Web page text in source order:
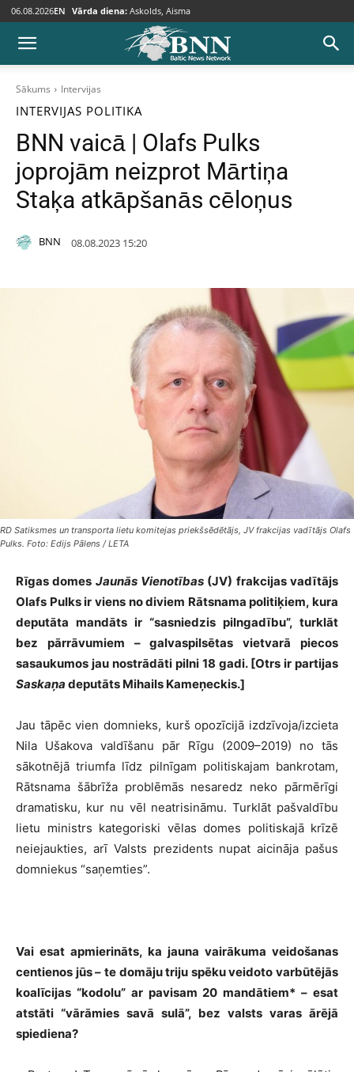
06.08.2026EN Vārda diena: Askolds, Aisma
Sākums Intervijas
INTERVIJAS POLITIKA
BNN vaicā | Olafs Pulks
joprojām neizprot Mārtiņa
Staķa atkāpšanās cēloņus
BNN 08.08.2023 15:20
RD Satiksmes un transporta lietu komitejas priekšsēdētājs, JV frakcijas vadītājs Olafs
Pulks. Foto: Edijs Pālens / LETA
Rīgas domes Jaunās Vienotības (JV) frakcijas vadītājs
Olafs Pulks ir viens no diviem Rātsnama politiķiem, kura
deputāta mandāts ir “sasniedzis pilngadību”, turklāt
bez pārrāvumiem – galvaspilsētas vietvarā piecos
sasaukumos jau nostrādāti pilni 18 gadi. [Otrs ir partijas
Saskaņa deputāts Mihails Kameņeckis.]
Jau tāpēc vien domnieks, kurš opozīcijā izdzīvoja/izcieta
Nila Ušakova valdīšanu pār Rīgu (2009–2019) no tās
sākotnējā triumfa līdz pilnīgam politiskajam bankrotam,
Rātsnama šābrīža problēmās nesaredz neko pārmērīgi
dramatisku, kur nu vēl neatrisināmu. Turklāt pašvaldību
lietu ministrs kategoriski vēlas domes politiskajā krīzē
neiejaukties, arī Valsts prezidents nupat aicināja pašus
domniekus “saņemties”.
Vai esat apmierināts, ka jauna vairākuma veidošanas
centienos jūs – te domāju triju spēku veidoto varbūtējās
koalīcijas “kodolu” ar pavisam 20 mandātiem* – esat
atstāti “vārāmies savā sulā”, bez valsts varas ārējā
spiediena?